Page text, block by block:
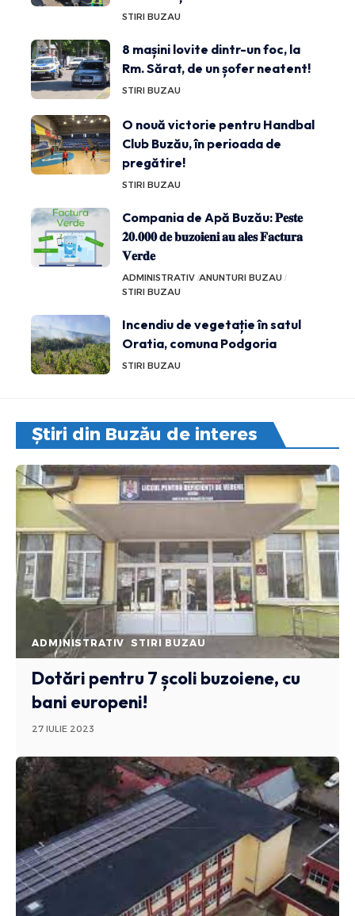
STIRI BUZAU
8 mașini lovite dintr-un foc, la
Rm. Sărat, de un șofer neatent!
STIRI BUZAU
O nouă victorie pentru Handbal
Club Buzău, în perioada de
pregătire!
STIRI BUZAU
Compania de Apă Buzău: 𝐏𝐞𝐬𝐭𝐞
𝟐𝟎.𝟎𝟎𝟎 𝐝𝐞 𝐛𝐮𝐳𝐨𝐢𝐞𝐧𝐢 𝐚𝐮 𝐚𝐥𝐞𝐬 𝐅𝐚𝐜𝐭𝐮𝐫𝐚
𝐕𝐞𝐫𝐝𝐞
ADMINISTRATIV ANUNTURI BUZAU
STIRI BUZAU
Incendiu de vegetație în satul
Oratia, comuna Podgoria
STIRI BUZAU
Știri din Buzău de interes
ADMINISTRATIV STIRI BUZAU
Dotări pentru 7 școli buzoiene, cu
bani europeni!
27 IULIE 2023